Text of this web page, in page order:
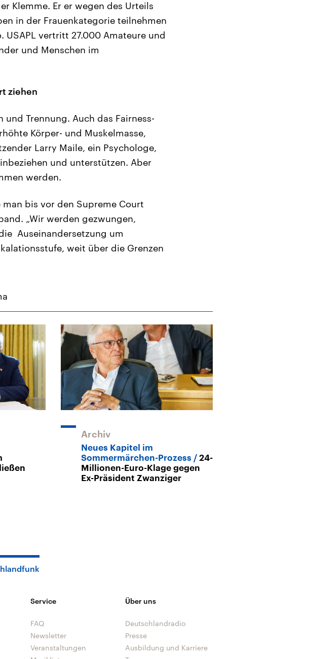
Klemme. Er er wegen des Urteils
in der Frauenkategorie teilnehmen
USAPL vertritt 27.000 Amateure und
und Menschen im
ziehen
Trennung. Auch das Fairness-
Körper- und Muskelmasse,
Larry Maile, ein Psychologe,
und unterstützen. Aber
werden.
bis vor den Supreme Court
„Wir werden gezwungen,
Auseinandersetzung um
weit über die Grenzen
Archiv
Neues Kapitel im
Sommermärchen-Prozess
24-
Millionen-Euro-Klage gegen
Ex-Präsident Zwanziger
Service
FAQ
Newsletter
Veranstaltungen
Über uns
Deutschlandradio
Presse
Ausbildung und Karriere